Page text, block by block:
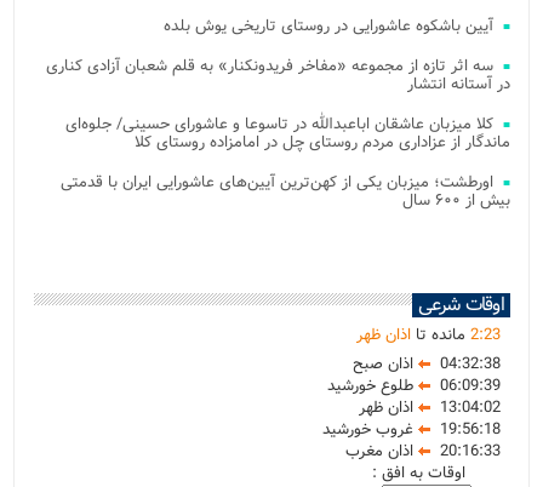
آیین باشکوه عاشورایی در روستای تاریخی یوش بلده
سه اثر تازه از مجموعه «مفاخر فریدونکنار» به قلم شعبان آزادی کناری
در آستانه انتشار
کلا میزبان عاشقان اباعبدالله در تاسوعا و عاشورای حسینی/ جلوه‌ای
ماندگار از عزاداری مردم روستای چل در امامزاده روستای کلا
اورطشت؛ میزبان یکی از کهن‌ترین آیین‌های عاشورایی ایران با قدمتی
بیش از ۶۰۰ سال
اوقات شرعی
2:23 مانده تااذان ظهر
04:32:38
اذان صبح
06:09:39
طلوع خورشید
13:04:02
اذان ظهر
19:56:18
غروب خورشید
20:16:33
اذان مغرب
اوقات به افق :